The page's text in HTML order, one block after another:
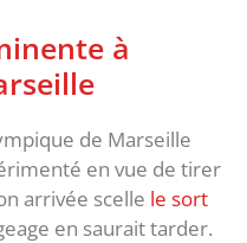
à
de Marseille
en vue de tirer
arrivée scelle le sort
en saurait tarder.